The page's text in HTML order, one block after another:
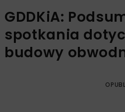
GDDKiA:
spotkania
budowy